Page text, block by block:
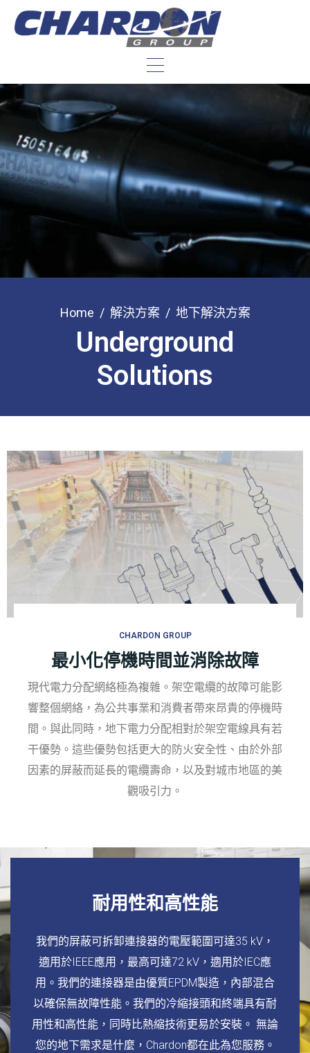
Home 解決方案 地下解決方案
Underground
Solutions
CHARDON GROUP
最小化停機時間並消除故障
現代電力分配網絡極為複雜。架空電纜的故障可能影
響整個網絡，為公共事業和消費者帶來昂貴的停機時
間。與此同時，地下電力分配相對於架空電線具有若
干優勢。這些優勢包括更大的防火安全性、由於外部
因素的屏蔽而延長的電纜壽命，以及對城市地區的美
觀吸引力。
耐用性和高性能
我們的屏蔽可拆卸連接器的電壓範圍可達35 kV，
適用於IEEE應用，最高可達72 kV，適用於IEC應
用。我們的連接器是由優質EPDM製造，內部混合
以確保無故障性能。我們的冷縮接頭和終端具有耐
用性和高性能，同時比熱縮技術更易於安裝。 無論
您的地下需求是什麼，Chardon都在此為您服務。